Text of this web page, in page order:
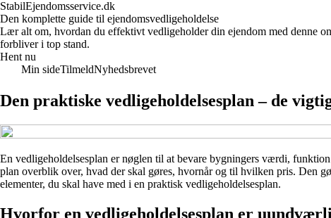
StabilEjendomsservice.dk
Den komplette guide til ejendomsvedligeholdelse
Lær alt om, hvordan du effektivt vedligeholder din ejendom med denne
forbliver i top stand.
Hent nu
Min sideTilmeldNyhedsbrevet
Den praktiske vedligeholdelsesplan – de
En vedligeholdelsesplan er nøglen til at bevare bygningers værdi,
plan overblik over, hvad der skal gøres, hvornår og til hvilken pris. Den
elementer, du skal have med i en praktisk vedligeholdelsesplan.
Hvorfor en vedligeholdelsesplan er